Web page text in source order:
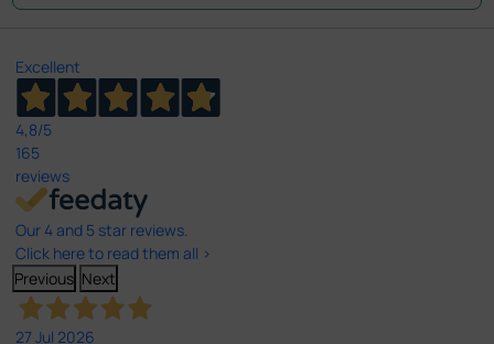
Excellent
4,8/5
165
reviews
Our 4 and 5 star reviews.
Click here to read them all >
Previous Next
27 Jul 2026